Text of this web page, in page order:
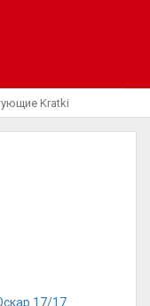
Kratki